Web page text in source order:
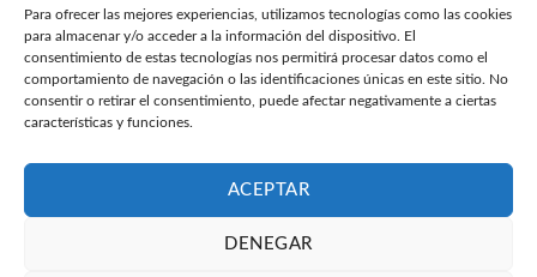
Para ofrecer las mejores experiencias, utilizamos tecnologías como las cookies
para almacenar y/o acceder a la información del dispositivo. El
consentimiento de estas tecnologías nos permitirá procesar datos como el
comportamiento de navegación o las identificaciones únicas en este sitio. No
consentir o retirar el consentimiento, puede afectar negativamente a ciertas
características y funciones.
ACEPTAR
DENEGAR
NUESTROS DESPACHOS
Ver nuestros despachos
Toda la información ha sido obtenida desde la web oficial de